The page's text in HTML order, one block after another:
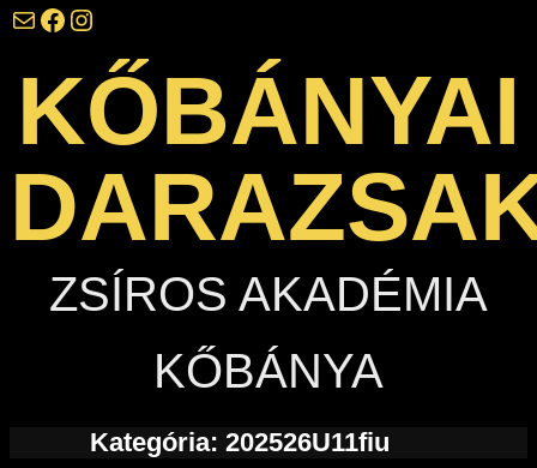
darazsak@darazsak.hu @kobanyaidarazsak @darazsak
KŐBÁNYAI
ZSÍROS AKADÉMIA
KŐBÁNYA
Kategória: 202526U11fiu